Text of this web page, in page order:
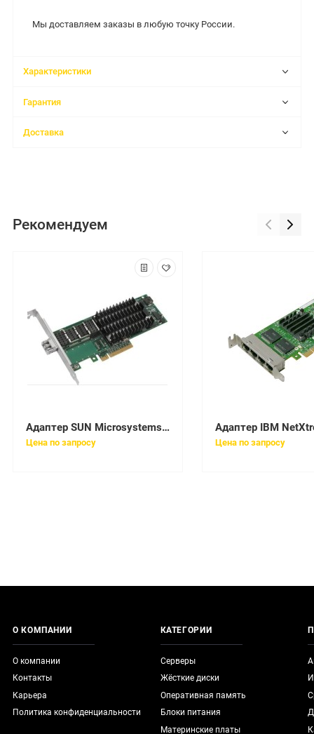
Мы доставляем заказы в любую точку России.
Характеристики
Гарантия
Доставка
Рекомендуем
Адаптер SUN Microsystems [501-6635]
Цена по запросу Цена по запросу
О КОМПАНИИ
О компании
Контакты
Карьера
Политика конфиденциальности
КАТЕГОРИИ
Серверы
Жёсткие диски
Оперативная память
Блоки питания
Материнские платы